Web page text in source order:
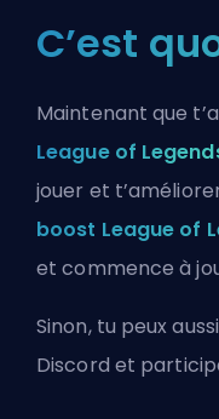
C’est
Maintenant que
League of
jouer et
boost League of
et commence à
Sinon, tu peux aussi
Discord et